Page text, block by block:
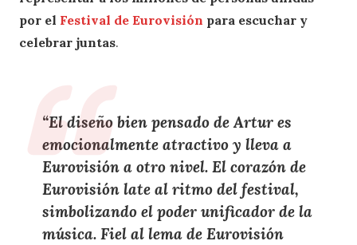
por el Festival de Eurovisión para escuchar y
celebrar juntas.
“El diseño bien pensado de Artur es
emocionalmente atractivo y lleva a
Eurovisión a otro nivel. El corazón de
Eurovisión late al ritmo del festival,
simbolizando el poder unificador de la
música. Fiel al lema de Eurovisión